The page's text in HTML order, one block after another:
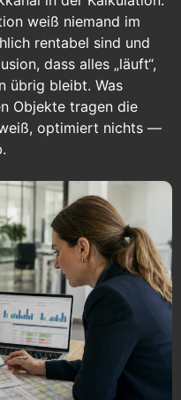
weiß niemand im
rentabel sind und
dass alles „läuft“,
übrig bleibt. Was
Objekte tragen die
optimiert nichts —